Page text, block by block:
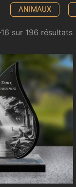
ANIMAUX
sur 196 résultats